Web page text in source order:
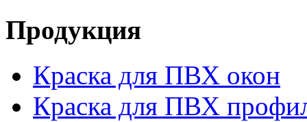
Продукция
Краска для ПВХ окон
Краска для ПВХ